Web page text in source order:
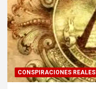
CONSPIRACIONES REALES